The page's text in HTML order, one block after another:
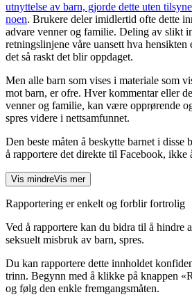
utnyttelse av barn, gjorde dette uten
noen. Brukere deler imidlertid ofte dette
advare venner og familie. Deling av slikt
retningslinjene våre uansett hva hensikten
det så raskt det blir oppdaget.
Men alle barn som vises i materiale som
mot barn, er ofre. Hver kommentar eller
venner og familie, kan være opprørende
spres videre i nettsamfunnet.
Den beste måten å beskytte barnet i disse
å rapportere det direkte til Facebook,
Vis mindreVis mer
Rapportering er enkelt og forblir fortrolig
Ved å rapportere kan du bidra til å hindre
seksuelt misbruk av barn, spres.
Du kan rapportere dette innholdet
trinn. Begynn med å klikke på knappen
og følg den enkle fremgangsmåten.